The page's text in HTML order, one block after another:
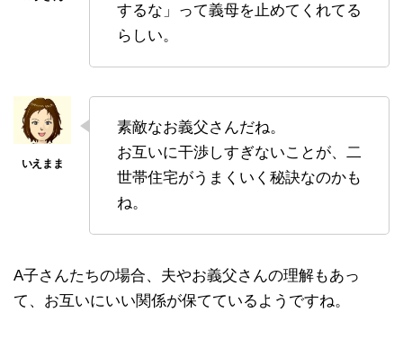
するな」って義母を止めてくれてる
らしい。
素敵なお義父さんだね。
お互いに干渉しすぎないことが、二
世帯住宅がうまくいく秘訣なのかも
ね。
A子さんたちの場合、夫やお義父さんの理解もあっ
て、お互いにいい関係が保てているようですね。